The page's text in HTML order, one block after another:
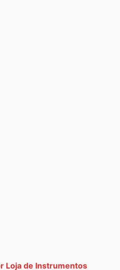
Loja de Instrumentos